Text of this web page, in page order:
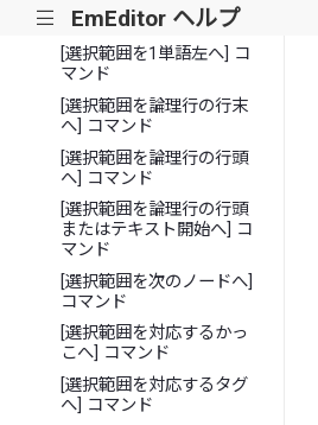
||| EmEditor ヘルプ
マンド
[選択範囲を1単語左へ] コ
マンド
[選択範囲を論理行の行末
へ] コマンド
[選択範囲を論理行の行頭
へ] コマンド
[選択範囲を論理行の行頭
またはテキスト開始へ] コ
マンド
[選択範囲を次のノードへ]
コマンド
[選択範囲を対応するかっ
こへ] コマンド
[選択範囲を対応するタグ
へ] コマンド